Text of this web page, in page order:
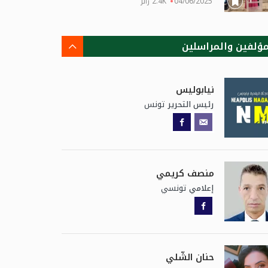
والمراسلين
نيابوليس
رئيس التحرير تونس
منصف كريمي
إعلامي تونسي
حنان الشّلي